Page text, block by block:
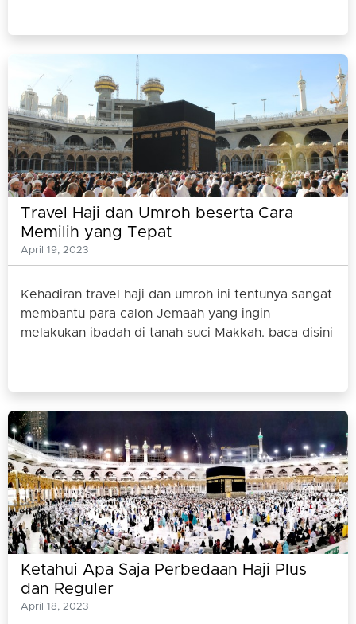
Travel Haji dan Umroh beserta Cara
Memilih yang Tepat
April 19, 2023
Kehadiran travel haji dan umroh ini tentunya sangat
membantu para calon Jemaah yang ingin
melakukan ibadah di tanah suci Makkah. baca disini
Ketahui Apa Saja Perbedaan Haji Plus
dan Reguler
April 18, 2023